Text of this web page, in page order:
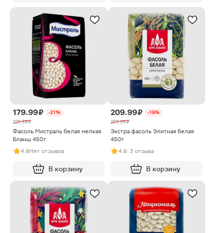
179.99 ₽
-21%
229.99 ₽
Фасоль Мистраль белая мелкая
Бланш 450г
4.8Нет отзывов
В корзину
209.99 ₽
-19%
259.99 ₽
Экстра фасоль Элитная белая
450г
4.8· 3 отзыва
В корзину